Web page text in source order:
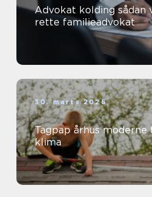
Advokat kolding sådan vælger du den
rette familieadvokat
30. marts 2026
Tagpap århus moderne tage til byens
klima